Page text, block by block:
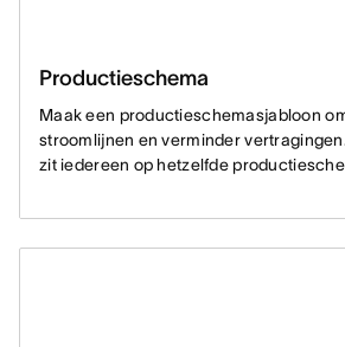
Productieschema
Maak een productieschemasjabloon
stroomlijnen en verminder
zit iedereen op hetzelfde